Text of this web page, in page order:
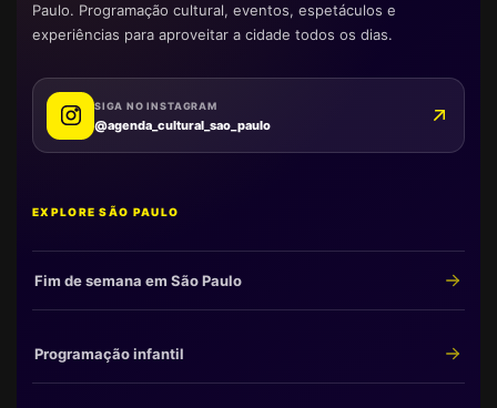
Paulo. Programação cultural, eventos, espetáculos e
experiências para aproveitar a cidade todos os dias.
SIGA NO INSTAGRAM
@agenda_cultural_sao_paulo
EXPLORE SÃO PAULO
Fim de semana em São Paulo
Programação infantil